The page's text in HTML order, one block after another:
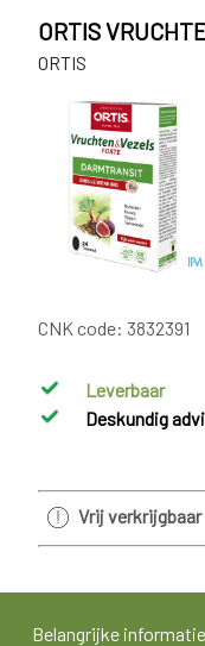
ORTIS
ORTIS
CNK code: 3832391
Leverbaar
Deskundig
Vrij verkrijgbaar
Belangrijke informatie